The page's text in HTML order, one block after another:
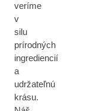
veríme
v
silu
prírodných
ingrediencií
a
udržateľnú
krásu.